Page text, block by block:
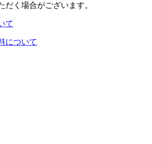
だく場合がございます。
て
について